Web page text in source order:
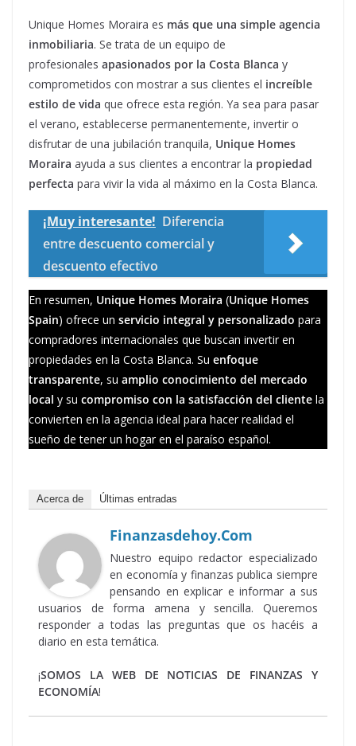
Unique Homes Moraira es más que una simple agencia
inmobiliaria. Se trata de un equipo de
profesionales apasionados por la Costa Blanca y
comprometidos con mostrar a sus clientes el increíble
estilo de vida que ofrece esta región. Ya sea para pasar
el verano, establecerse permanentemente, invertir o
disfrutar de una jubilación tranquila, Unique Homes
Moraira ayuda a sus clientes a encontrar la propiedad
perfecta para vivir la vida al máximo en la Costa Blanca.
¡Muy interesante! Diferencia
entre descuento comercial y
descuento efectivo
En resumen, Unique Homes Moraira (Unique Homes
Spain) ofrece un servicio integral y personalizado para
compradores internacionales que buscan invertir en
propiedades en la Costa Blanca. Su enfoque
transparente, su amplio conocimiento del mercado
local y su compromiso con la satisfacción del cliente la
convierten en la agencia ideal para hacer realidad el
sueño de tener un hogar en el paraíso español.
Acerca de Últimas entradas
Finanzasdehoy.com
Nuestro equipo redactor especializado
en economía y finanzas publica siempre
pensando en explicar e informar a sus
usuarios de forma amena y sencilla. Queremos
responder a todas las preguntas que os hacéis a
diario en esta temática.
¡SOMOS LA WEB DE NOTICIAS DE FINANZAS Y
ECONOMÍA!